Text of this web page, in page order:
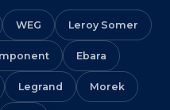
WEG Leroy Somer
Ebara
Legrand Morek